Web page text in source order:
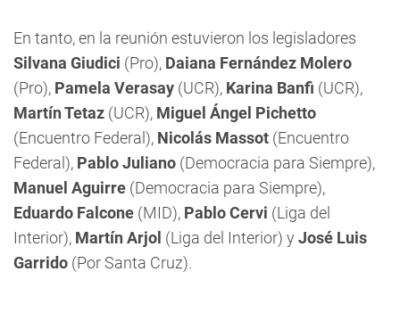
En tanto, en la reunión estuvieron los legisladores
Silvana Giudici (Pro), Daiana Fernández Molero
(Pro), Pamela Verasay (UCR), Karina Banfi (UCR),
Martín Tetaz (UCR), Miguel Ángel Pichetto
(Encuentro Federal), Nicolás Massot (Encuentro
Federal), Pablo Juliano (Democracia para Siempre),
Manuel Aguirre (Democracia para Siempre),
Eduardo Falcone (MID), Pablo Cervi (Liga del
Interior), Martín Arjol (Liga del Interior) y José Luis
Garrido (Por Santa Cruz).